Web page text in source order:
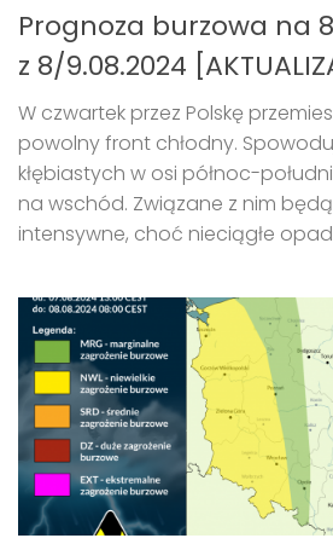
Prognoza burzowa na
z 8/9.08.2024
W czwartek przez Polskę
powolny front chłodny.
kłębiastych w osi północ-
na wschód. Związane z nim
intensywne, choć nieciągłe